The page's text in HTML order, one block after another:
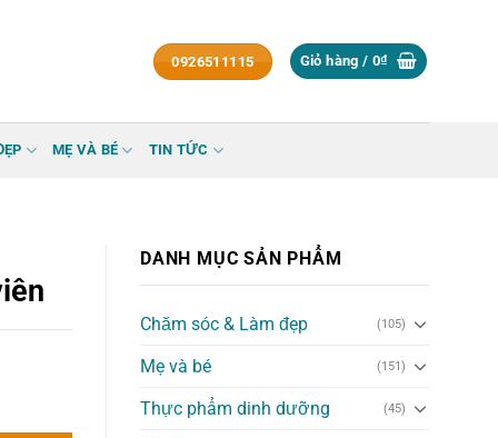
0926511115 Giỏ hàng / 0₫
MẸ VÀ BÉ TIN TỨC
DANH MỤC SẢN PHẨM
Chăm sóc & Làm đẹp (105)
Mẹ và bé (151)
Thực phẩm dinh dưỡng (45)